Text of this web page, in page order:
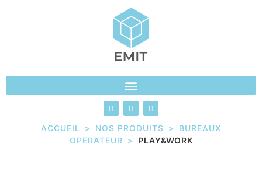
ACCUEIL > NOS PRODUITS >
BUREAUX
OPERATEUR
> PLAY&WORK